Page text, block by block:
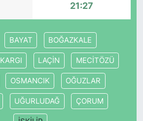
21:27
BAYAT BOĞAZKALE
KARGI LAÇİN MECİTÖZÜ
OSMANCIK OĞUZLAR
UĞURLUDAĞ ÇORUM